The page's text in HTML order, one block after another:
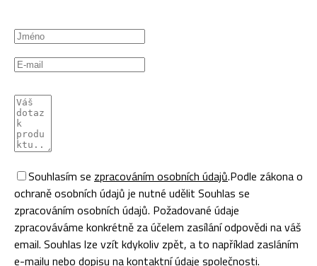
Souhlasím se zpracováním osobních údajů.Podle zákona o
ochraně osobních údajů je nutné udělit Souhlas se
zpracováním osobních údajů. Požadované údaje
zpracováváme konkrétně za účelem zasílání odpovědi na váš
email. Souhlas lze vzít kdykoliv zpět, a to například zasláním
e-mailu nebo dopisu na kontaktní údaje společnosti.